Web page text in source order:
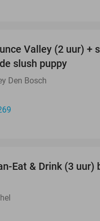
Valley (2 uur) +
slush puppy
Den Bosch
Eat & Drink (3 uur)